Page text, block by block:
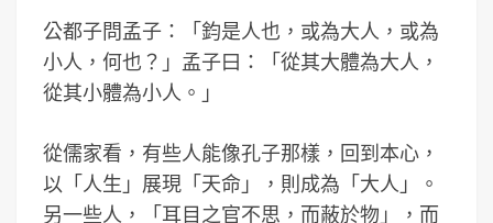
公都子問孟子：「鈞是人也，或為大人，或為
小人，何也？」孟子曰：「從其大體為大人，
從其小體為小人。」
從儒家看，有些人能像孔子那樣，回到本心，
以「人生」展現「天命」，則成為「大人」。
另一些人，「耳目之官不思，而蔽於物」，而